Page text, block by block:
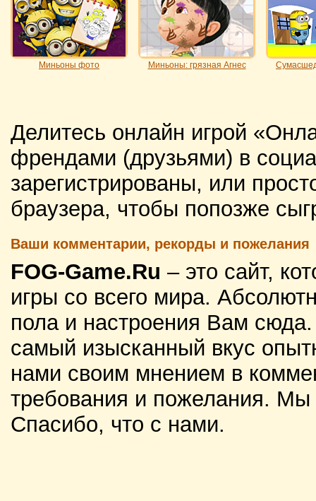
Миньоны фото Миньоны: грязная Агнес
Делитесь онлайн игрой
френдами (друзьями) в
зарегистрированы, или
браузера, чтобы попозже
Ваши комментарии, рекорды и пожелания
FOG-Game.Ru – это сайт,
игры со всего мира.
пола и настроения Вам
самый изысканный вкус
нами своим мнением в
требования и пожелания.
Спасибо, что с нами.